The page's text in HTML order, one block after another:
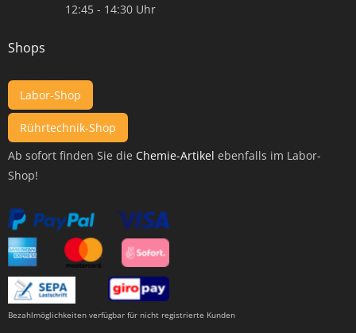
12:45 - 14:30 Uhr
Shops
Labor-Shop
Rührtechnik-Shop
Ab sofort finden Sie die Chemie-Artikel ebenfalls im Labor-
Shop!
Bezahlmöglichkeiten verfügbar für nicht registrierte Kunden